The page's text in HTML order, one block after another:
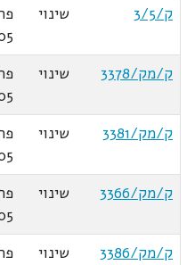
ק/3/5
שינוי
ק/מק/3378
שינוי
ק/מק/3381
שינוי
ק/מק/3366
שינוי
ק/מק/3386
שינוי